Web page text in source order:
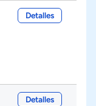
Detalles
Detalles